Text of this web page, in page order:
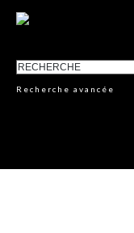
Recherche avancée